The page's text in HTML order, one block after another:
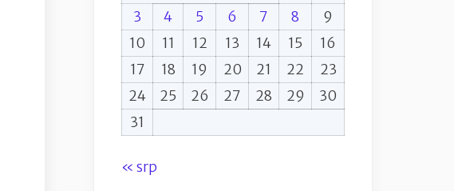
3
4 5 6 7 8
9
10
11 12 13 14 15
16
17
18 19 20 21 22
23
24
25 26 27 28 29
30
31
« srp